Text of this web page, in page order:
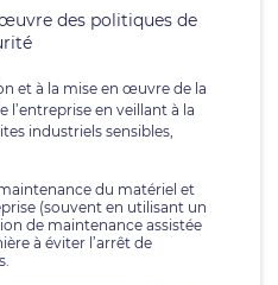
des politiques de
et à la mise en œuvre de la
en veillant à la
industriels sensibles,
du matériel et
(souvent en utilisant un
de maintenance assistée
à éviter l’arrêt de